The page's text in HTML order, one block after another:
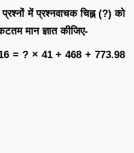
में प्रश्नवाचक चिह्न (?) को
मान ज्ञात कीजिए-
= ? × 41 + 468 + 773.98